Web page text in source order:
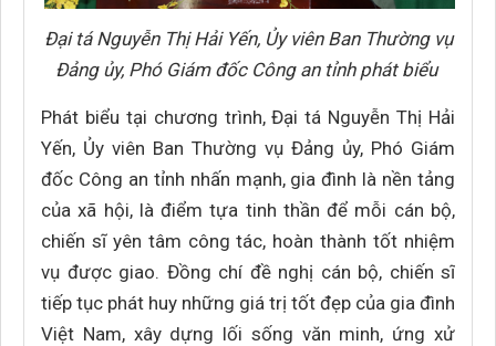
Đại tá Nguyễn Thị Hải Yến, Ủy viên Ban Thường vụ
Đảng ủy, Phó Giám đốc Công an tỉnh phát biểu
Phát biểu tại chương trình, Đại tá Nguyễn Thị Hải
Yến, Ủy viên Ban Thường vụ Đảng ủy, Phó Giám
đốc Công an tỉnh nhấn mạnh, gia đình là nền tảng
của xã hội, là điểm tựa tinh thần để mỗi cán bộ,
chiến sĩ yên tâm công tác, hoàn thành tốt nhiệm
vụ được giao. Đồng chí đề nghị cán bộ, chiến sĩ
tiếp tục phát huy những giá trị tốt đẹp của gia đình
Việt Nam, xây dựng lối sống văn minh, ứng xử